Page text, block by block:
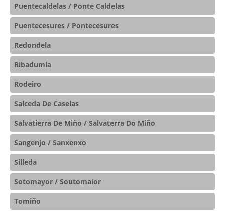
Puentecaldelas / Ponte Caldelas
Puentecesures / Pontecesures
Redondela
Ribadumia
Rodeiro
Salceda De Caselas
Salvatierra De Miño / Salvaterra Do Miño
Sangenjo / Sanxenxo
Silleda
Sotomayor / Soutomaior
Tomiño